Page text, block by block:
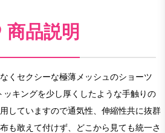
商品説明
くセクシーな極薄メッシュのショーツ
ッキングを少し厚くしたような手触りの
していますので通気性、伸縮性共に抜群
も敢えて付けず、どこから見ても統一さ